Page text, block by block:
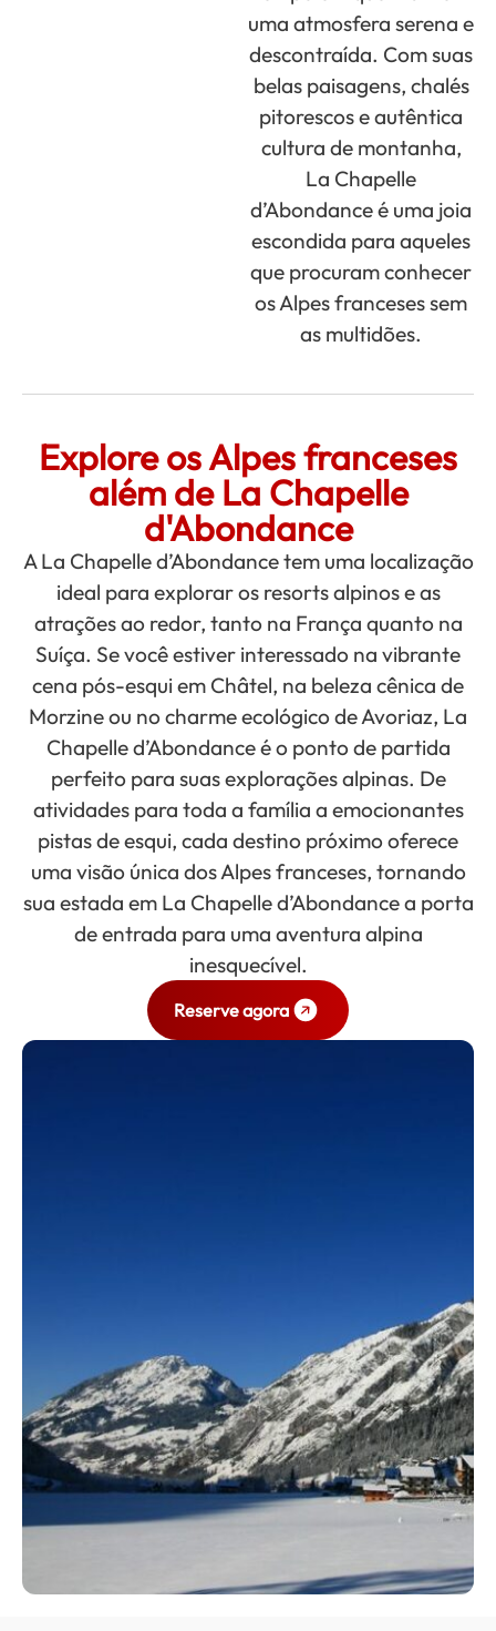
uma atmosfera serena e
descontraída. Com suas
belas paisagens, chalés
pitorescos e autêntica
cultura de montanha,
La Chapelle
d’Abondance é uma joia
escondida para aqueles
que procuram conhecer
os Alpes franceses sem
as multidões.
Explore os Alpes franceses
além de La Chapelle
d'Abondance
A La Chapelle d’Abondance tem uma localização
ideal para explorar os resorts alpinos e as
atrações ao redor, tanto na França quanto na
Suíça. Se você estiver interessado na vibrante
cena pós-esqui em Châtel, na beleza cênica de
Morzine ou no charme ecológico de Avoriaz, La
Chapelle d’Abondance é o ponto de partida
perfeito para suas explorações alpinas. De
atividades para toda a família a emocionantes
pistas de esqui, cada destino próximo oferece
uma visão única dos Alpes franceses, tornando
sua estada em La Chapelle d’Abondance a porta
de entrada para uma aventura alpina
inesquecível.
Reserve agora